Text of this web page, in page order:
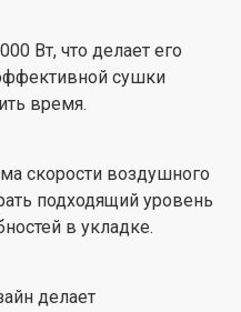
различные
размеры: длина 23.5
см, что облегчает его
Вт, что делает его
сушки
время.
скорости воздушного
подходящий уровень
в укладке.
делает